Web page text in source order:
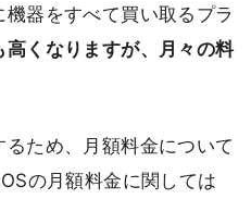
器をすべて買い取るプラ
高くなりますが、月々の料
ため、月額料金について
の月額料金に関しては